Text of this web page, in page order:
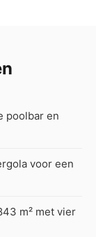
poolbar en
voor een
m² met vier